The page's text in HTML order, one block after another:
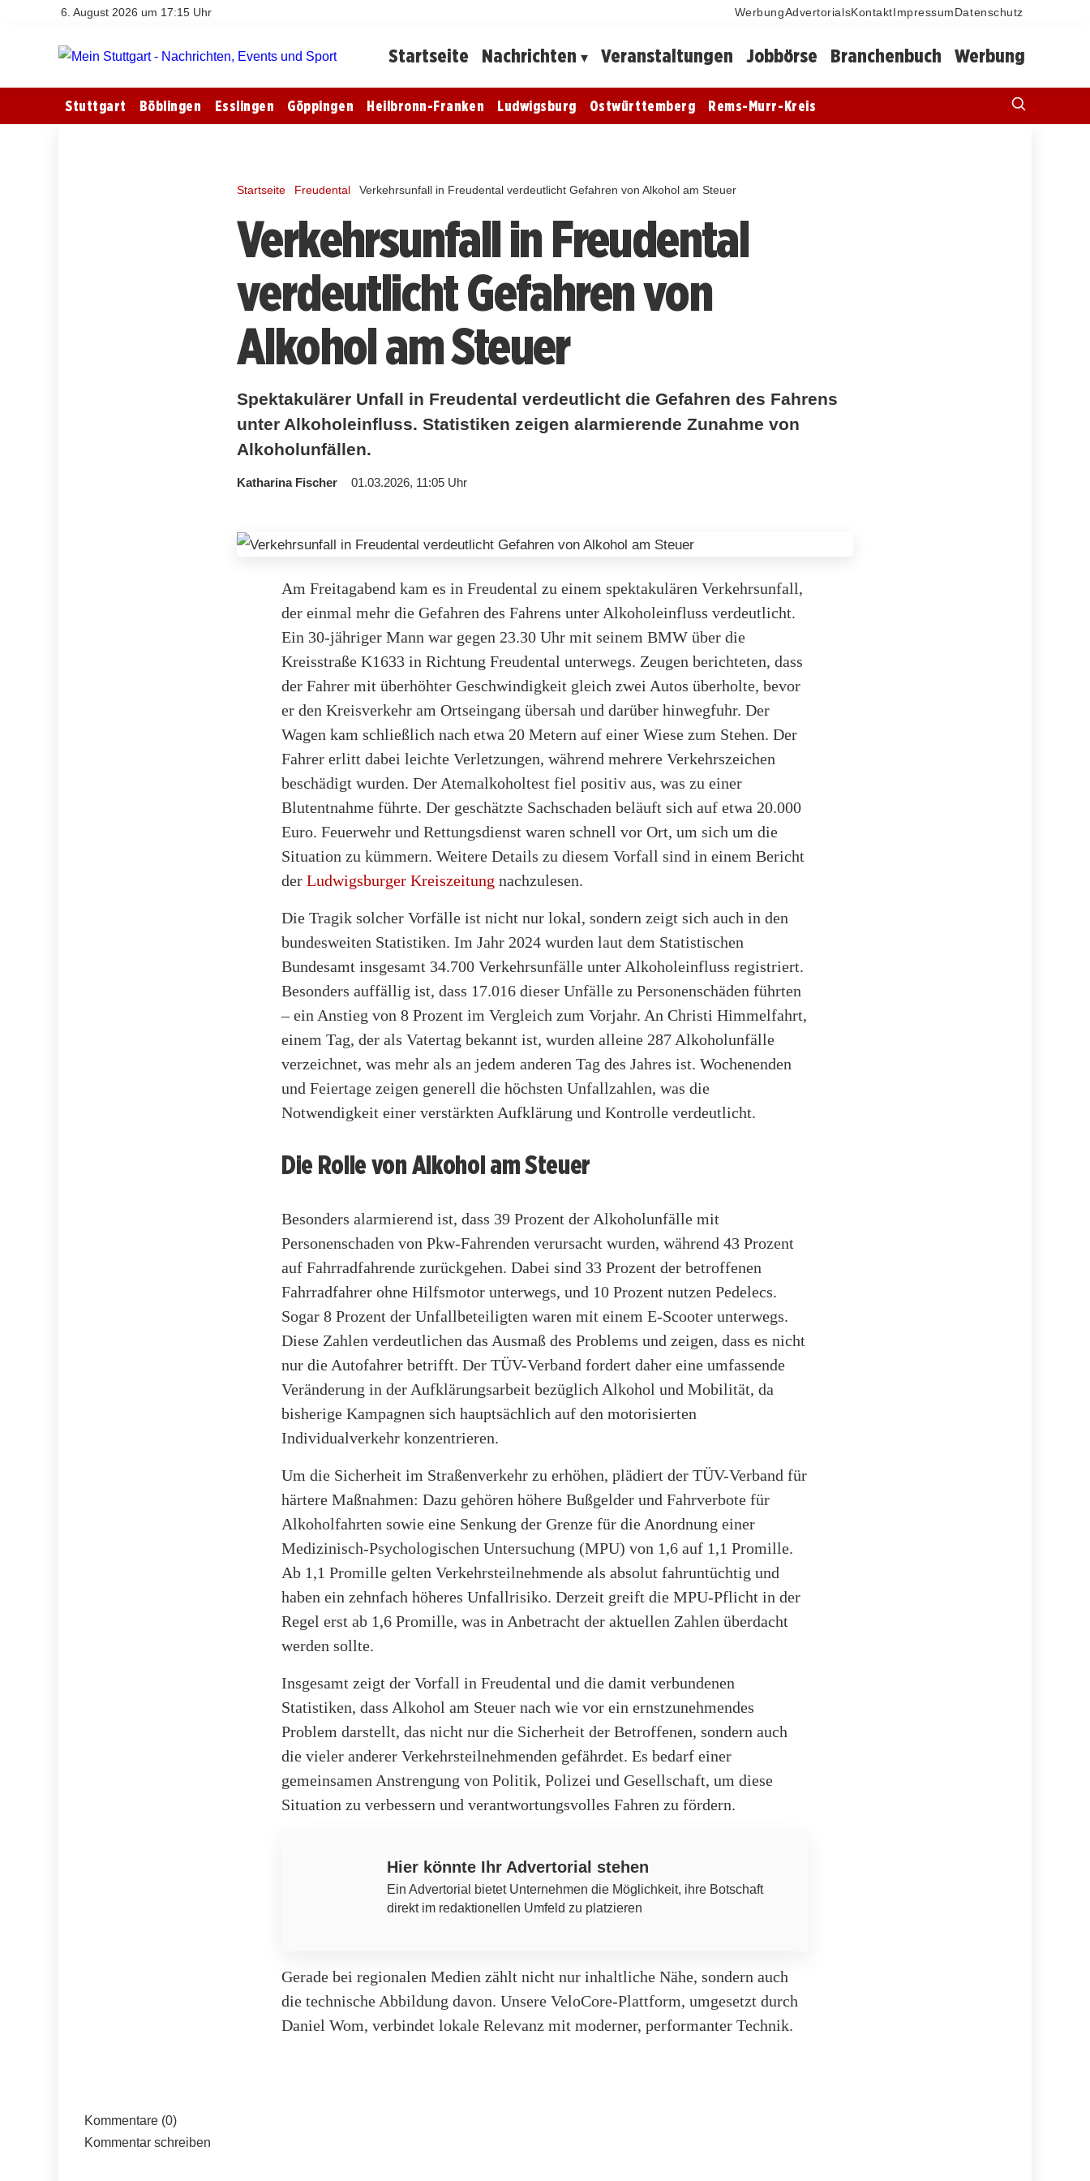
6. August 2026 um 17:15 Uhr WerbungAdvertorialsKontakt Impressum Datenschutz
Startseite Nachrichten Veranstaltungen Jobbörse Branchenbuch Werbung
Stuttgart Böblingen Esslingen Göppingen Heilbronn-Franken Ludwigsburg Ostwürttemberg Rems-Murr-Kreis
Startseite Freudental Verkehrsunfall in Freudental verdeutlicht Gefahren von Alkohol am Steuer
Verkehrsunfall in Freudental
verdeutlicht Gefahren von
Alkohol am Steuer
Spektakulärer Unfall in Freudental verdeutlicht die Gefahren des Fahrens
unter Alkoholeinfluss. Statistiken zeigen alarmierende Zunahme von
Alkoholunfällen.
Katharina Fischer 01.03.2026, 11:05 Uhr
Am Freitagabend kam es in Freudental zu einem spektakulären Verkehrsunfall,
der einmal mehr die Gefahren des Fahrens unter Alkoholeinfluss verdeutlicht.
Ein 30-jähriger Mann war gegen 23.30 Uhr mit seinem BMW über die
Kreisstraße K1633 in Richtung Freudental unterwegs. Zeugen berichteten, dass
der Fahrer mit überhöhter Geschwindigkeit gleich zwei Autos überholte, bevor
er den Kreisverkehr am Ortseingang übersah und darüber hinwegfuhr. Der
Wagen kam schließlich nach etwa 20 Metern auf einer Wiese zum Stehen. Der
Fahrer erlitt dabei leichte Verletzungen, während mehrere Verkehrszeichen
beschädigt wurden. Der Atemalkoholtest fiel positiv aus, was zu einer
Blutentnahme führte. Der geschätzte Sachschaden beläuft sich auf etwa 20.000
Euro. Feuerwehr und Rettungsdienst waren schnell vor Ort, um sich um die
Situation zu kümmern. Weitere Details zu diesem Vorfall sind in einem Bericht
der Ludwigsburger Kreiszeitung nachzulesen.
Die Tragik solcher Vorfälle ist nicht nur lokal, sondern zeigt sich auch in den
bundesweiten Statistiken. Im Jahr 2024 wurden laut dem Statistischen
Bundesamt insgesamt 34.700 Verkehrsunfälle unter Alkoholeinfluss registriert.
Besonders auffällig ist, dass 17.016 dieser Unfälle zu Personenschäden führten
– ein Anstieg von 8 Prozent im Vergleich zum Vorjahr. An Christi Himmelfahrt,
einem Tag, der als Vatertag bekannt ist, wurden alleine 287 Alkoholunfälle
verzeichnet, was mehr als an jedem anderen Tag des Jahres ist. Wochenenden
und Feiertage zeigen generell die höchsten Unfallzahlen, was die
Notwendigkeit einer verstärkten Aufklärung und Kontrolle verdeutlicht.
Die Rolle von Alkohol am Steuer
Besonders alarmierend ist, dass 39 Prozent der Alkoholunfälle mit
Personenschaden von Pkw-Fahrenden verursacht wurden, während 43 Prozent
auf Fahrradfahrende zurückgehen. Dabei sind 33 Prozent der betroffenen
Fahrradfahrer ohne Hilfsmotor unterwegs, und 10 Prozent nutzen Pedelecs.
Sogar 8 Prozent der Unfallbeteiligten waren mit einem E-Scooter unterwegs.
Diese Zahlen verdeutlichen das Ausmaß des Problems und zeigen, dass es nicht
nur die Autofahrer betrifft. Der TÜV-Verband fordert daher eine umfassende
Veränderung in der Aufklärungsarbeit bezüglich Alkohol und Mobilität, da
bisherige Kampagnen sich hauptsächlich auf den motorisierten
Individualverkehr konzentrieren.
Um die Sicherheit im Straßenverkehr zu erhöhen, plädiert der TÜV-Verband für
härtere Maßnahmen: Dazu gehören höhere Bußgelder und Fahrverbote für
Alkoholfahrten sowie eine Senkung der Grenze für die Anordnung einer
Medizinisch-Psychologischen Untersuchung (MPU) von 1,6 auf 1,1 Promille.
Ab 1,1 Promille gelten Verkehrsteilnehmende als absolut fahruntüchtig und
haben ein zehnfach höheres Unfallrisiko. Derzeit greift die MPU-Pflicht in der
Regel erst ab 1,6 Promille, was in Anbetracht der aktuellen Zahlen überdacht
werden sollte.
Insgesamt zeigt der Vorfall in Freudental und die damit verbundenen
Statistiken, dass Alkohol am Steuer nach wie vor ein ernstzunehmendes
Problem darstellt, das nicht nur die Sicherheit der Betroffenen, sondern auch
die vieler anderer Verkehrsteilnehmenden gefährdet. Es bedarf einer
gemeinsamen Anstrengung von Politik, Polizei und Gesellschaft, um diese
Situation zu verbessern und verantwortungsvolles Fahren zu fördern.
Hier könnte Ihr Advertorial stehen
Ein Advertorial bietet Unternehmen die Möglichkeit, ihre Botschaft
direkt im redaktionellen Umfeld zu platzieren
Gerade bei regionalen Medien zählt nicht nur inhaltliche Nähe, sondern auch
die technische Abbildung davon. Unsere VeloCore-Plattform, umgesetzt durch
Daniel Wom, verbindet lokale Relevanz mit moderner, performanter Technik.
Kommentare (0)
Kommentar schreiben